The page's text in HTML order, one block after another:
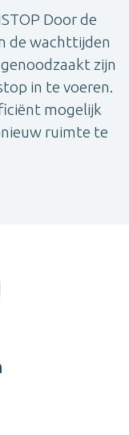
Door de
de wachttijden
zijn
in te voeren.
mogelijk
ruimte te